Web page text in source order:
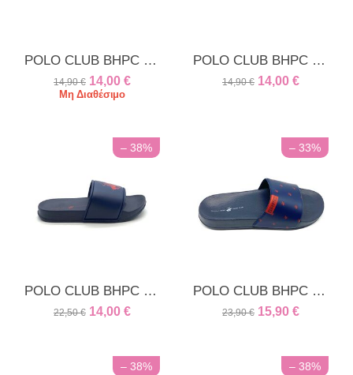
POLO CLUB BHPC unisex παντόφλα λευκή [CLONE]
14,90 € 14,00 €
Μη Διαθέσιμο
POLO CLUB BHPC unisex παντόφλα λευκή ρίγα
14,90 € 14,00 €
– 38%
POLO CLUB BHPC unisex παντόφλα μπλε
22,50 € 14,00 €
– 33%
POLO CLUB BHPC unisex παντόφλα μπλε
23,90 € 15,90 €
– 38% – 38%